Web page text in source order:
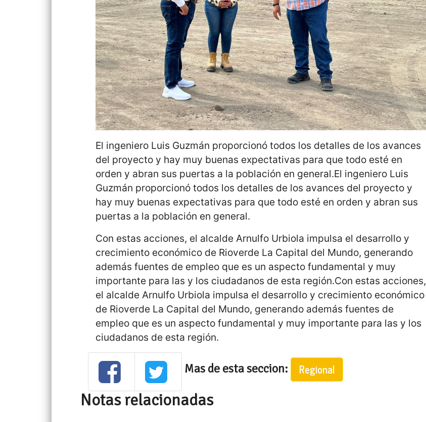
El ingeniero Luis Guzmán proporcionó todos los detalles de los avances
del proyecto y hay muy buenas expectativas para que todo esté en
orden y abran sus puertas a la población en general.El ingeniero Luis
Guzmán proporcionó todos los detalles de los avances del proyecto y
hay muy buenas expectativas para que todo esté en orden y abran sus
puertas a la población en general.
Con estas acciones, el alcalde Arnulfo Urbiola impulsa el desarrollo y
crecimiento económico de Rioverde La Capital del Mundo, generando
además fuentes de empleo que es un aspecto fundamental y muy
importante para las y los ciudadanos de esta región.Con estas acciones,
el alcalde Arnulfo Urbiola impulsa el desarrollo y crecimiento económico
de Rioverde La Capital del Mundo, generando además fuentes de
empleo que es un aspecto fundamental y muy importante para las y los
ciudadanos de esta región.
Mas de esta seccion: Regional
Notas relacionadas